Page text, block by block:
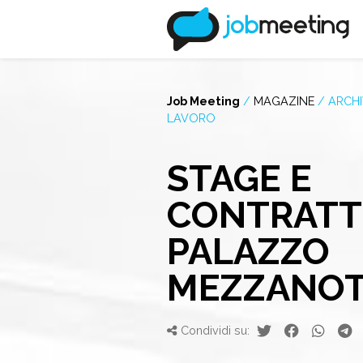
Job Meeting / MAGAZINE /
LAVORO
STAGE E
PALAZZO
Condividi su: